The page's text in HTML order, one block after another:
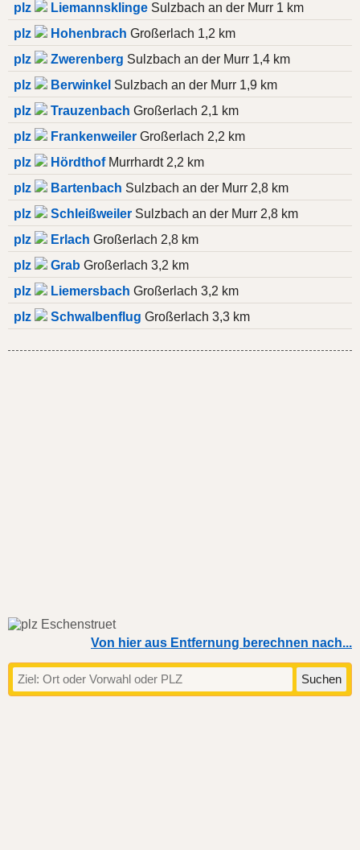
plz
Liemannsklinge Sulzbach an der Murr 1 km
plz
Hohenbrach Großerlach 1,2 km
plz
Zwerenberg Sulzbach an der Murr 1,4 km
plz
Berwinkel Sulzbach an der Murr 1,9 km
plz
Trauzenbach Großerlach 2,1 km
plz
Frankenweiler Großerlach 2,2 km
plz
HördthofMurrhardt 2,2 km
plz
Bartenbach Sulzbach an der Murr 2,8 km
plz
Schleißweiler Sulzbach an der Murr 2,8 km
plz
Erlach Großerlach 2,8 km
plz
Grab Großerlach 3,2 km
plz
Liemersbach Großerlach 3,2 km
plz
Schwalbenflug Großerlach 3,3 km
Von hier aus Entfernung berechnen nach...